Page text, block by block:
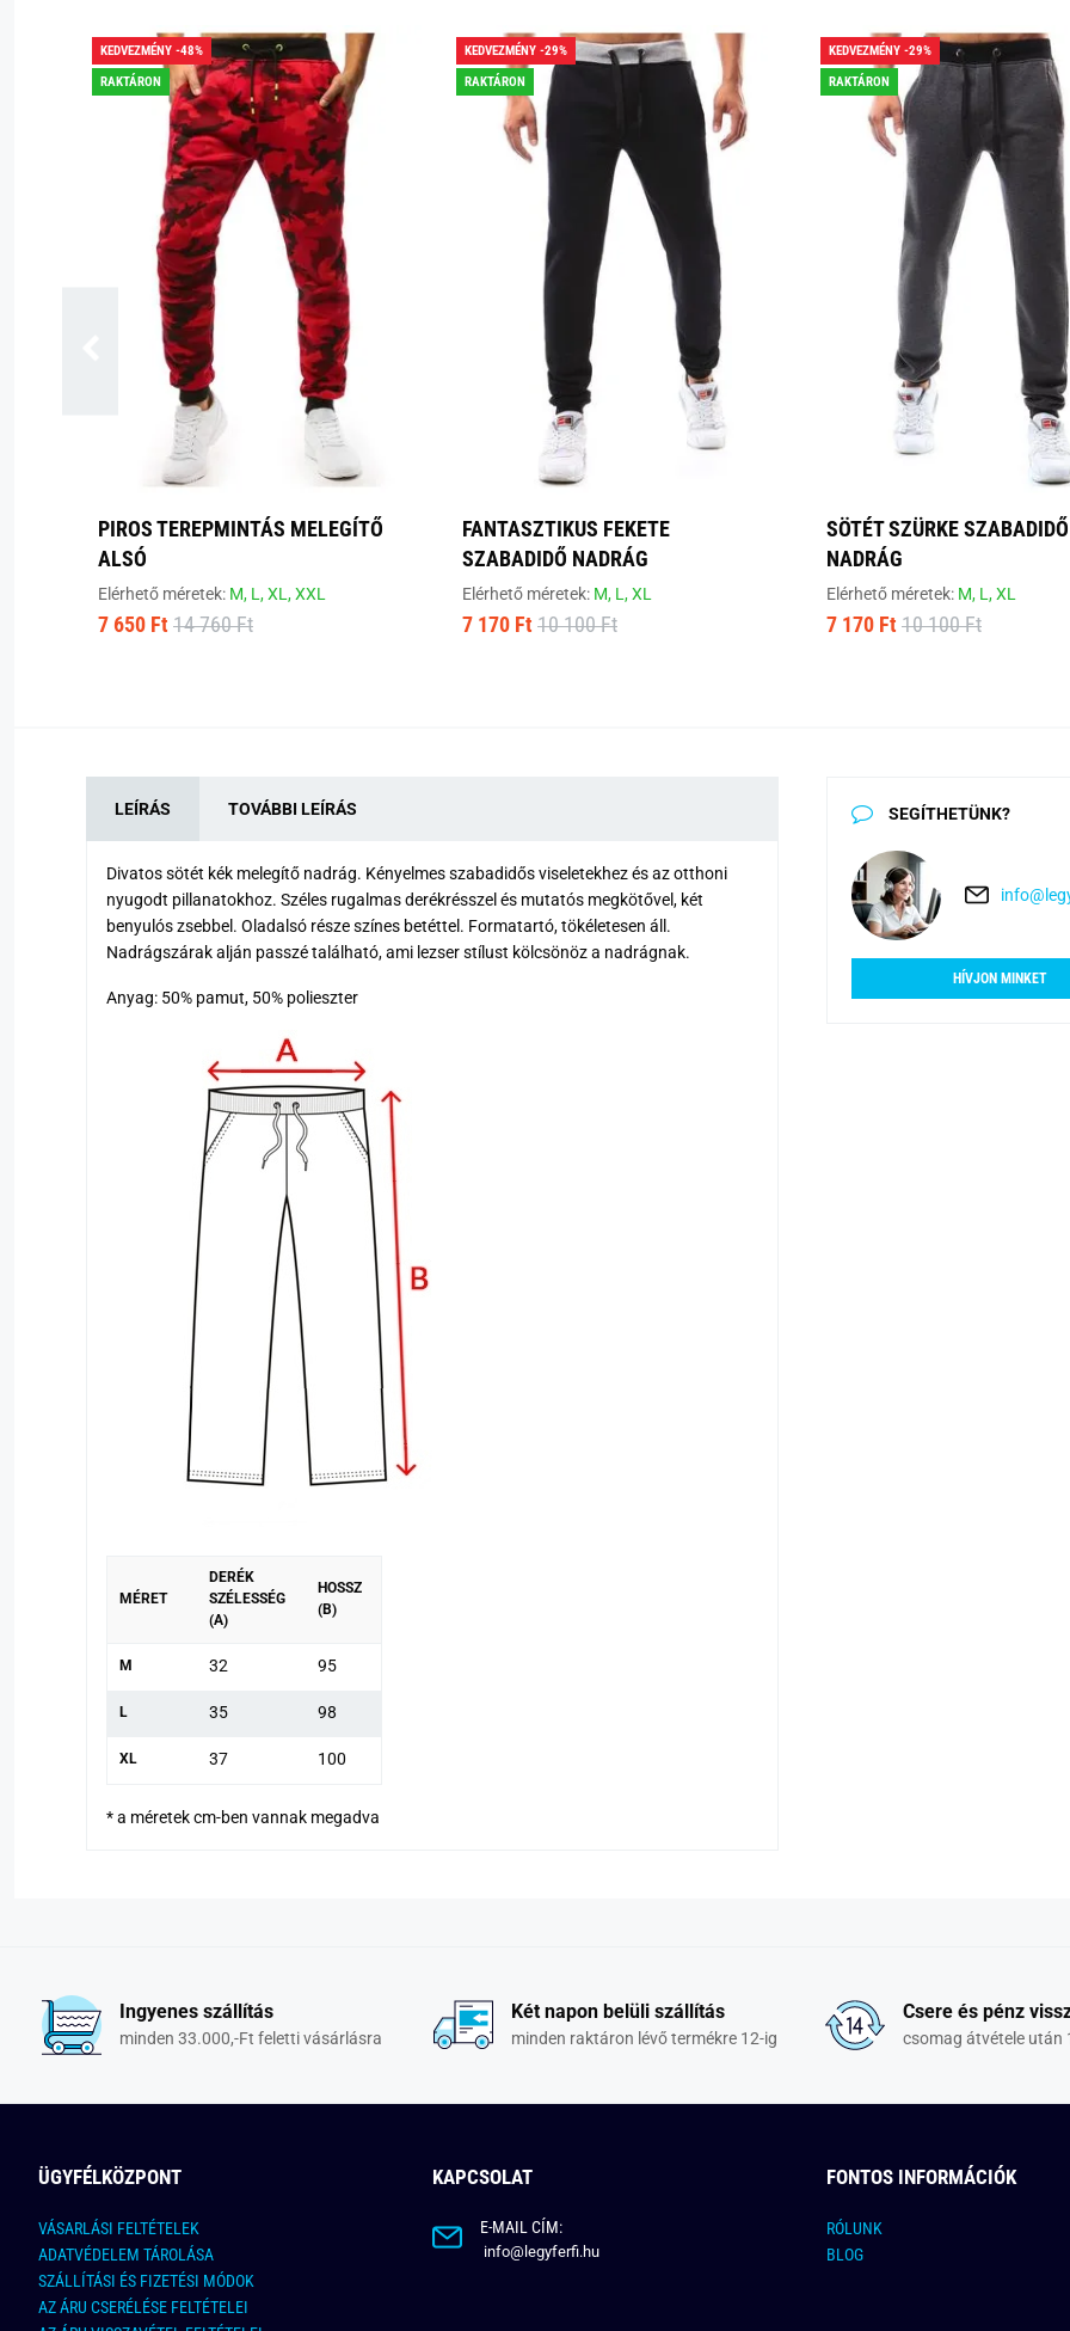
KEDVEZMÉNY -48%
RAKTÁRON
PIROS TEREPMINTÁS MELEGÍTŐ
ALSÓ
Elérhető méretek: M, L,XL,XXL
7 650 Ft 14 760 Ft
KEDVEZMÉNY -29%
RAKTÁRON
FANTASZTIKUS FEKETE
SZABADIDŐ NADRÁG
Elérhető méretek: M, L,XL
7 170 Ft 10 100 Ft
KEDVEZMÉNY -29%
RAKTÁRON
SÖTÉT SZÜRKE SZABADIDŐ
NADRÁG
Elérhető méretek: M, L,XL
7 170 Ft 10 100 Ft
LEÍRÁS TOVÁBBI LEÍRÁS
Divatos sötét kék melegítő nadrág. Kényelmes szabadidős viseletekhez és az otthoni
nyugodt pillanatokhoz. Széles rugalmas derékrésszel és mutatós megkötővel, két
benyulós zsebbel. Oladalsó része színes betéttel. Formatartó, tökéletesen áll.
Nadrágszárak alján passzé található, ami lezser stílust kölcsönöz a nadrágnak.
Anyag: 50% pamut, 50% polieszter
MÉRET
DERÉK
SZÉLESSÉG
(A)
HOSSZ
(B)
M 32 95
L 35 98
XL 37 100
* a méretek cm-ben vannak megadva
SEGÍTHETÜNK?
HÍVJON MINKET
Ingyenes szállítás
minden 33.000,-Ft feletti vásárlásra
Két napon belüli szállítás
minden raktáron lévő termékre 12-ig
Csere és pénz
csomag átvétele után
ÜGYFÉLKÖZPONT
VÁSARLÁSI FELTÉTELEK
ADATVÉDELEM TÁROLÁSA
SZÁLLÍTÁSI ÉS FIZETÉSI MÓDOK
AZ ÁRU CSERÉLÉSE FELTÉTELEI
KAPCSOLAT
E-MAIL CÍM:
info@legyferfi.hu
FONTOS INFORMÁCIÓK
RÓLUNK
BLOG